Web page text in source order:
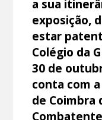
a sua
exposição,
estar
Colégio da
30 de
conta com
de Coimbra